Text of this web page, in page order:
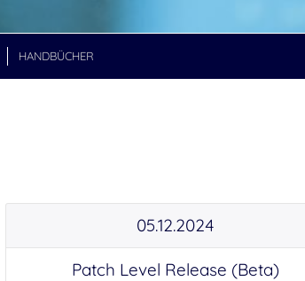
HANDBÜCHER
05.12.2024
Patch Level Release (Beta)